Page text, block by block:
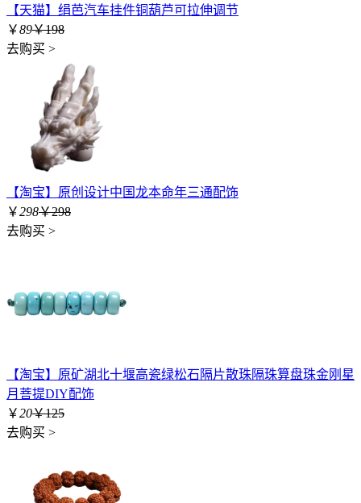
【天猫】绢芭汽车挂件铜葫芦可拉伸调节
￥89￥198
去购买 >
【淘宝】原创设计中国龙本命年三通配饰
￥298￥298
去购买 >
【淘宝】原矿湖北十堰高瓷绿松石隔片散珠隔珠算盘珠金刚星
月菩提DIY配饰
￥20￥125
去购买 >